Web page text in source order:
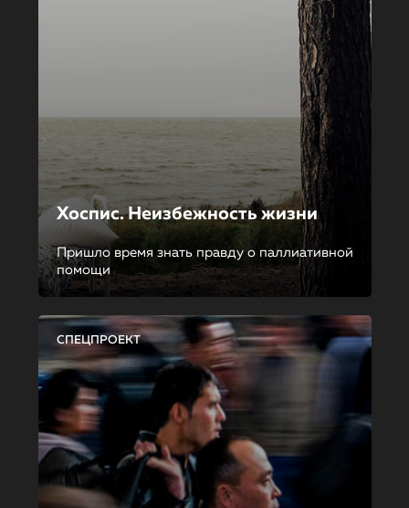
Хоспис. Неизбежность жизни
Пришло время знать правду о паллиативной
помощи
СПЕЦПРОЕКТ